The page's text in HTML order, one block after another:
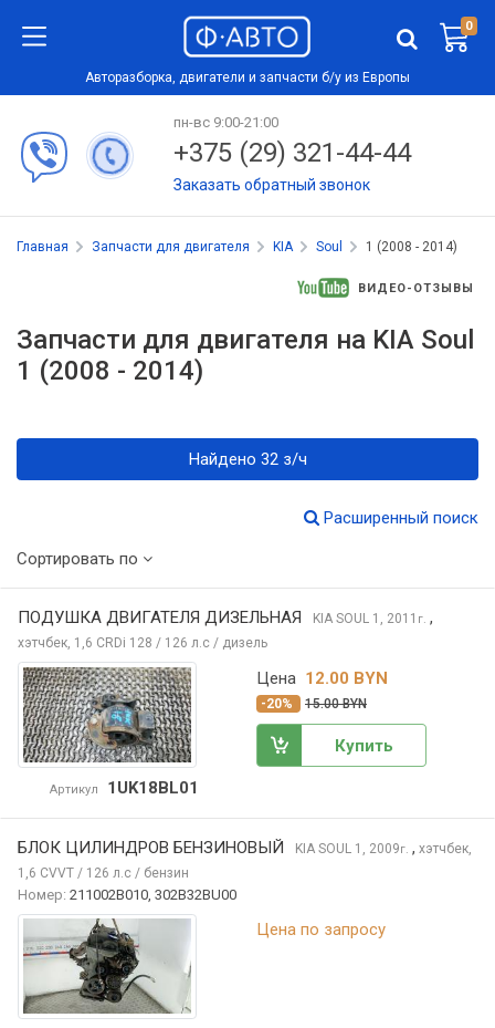
0
Авторазборка, двигатели и запчасти б/у из Европы
пн-вс 9:00-21:00
+375 (29) 321-44-44
Заказать обратный звонок
Главная Запчасти для двигателя KIA Soul 1 (2008 - 2014)
ВИДЕО-ОТЗЫВЫ
Запчасти для двигателя на KIA Soul
1 (2008 - 2014)
Найдено 32 з/ч
Расширенный поиск
Сортировать по
ПОДУШКА ДВИГАТЕЛЯ ДИЗЕЛЬНАЯ KIA SOUL 1, 2011 г. ,
хэтчбек, 1,6 CRDi 128 / 126 л.с / дизель
Артикул 1UK18BL01
Цена 12.00 BYN
-20% 15.00 BYN
Купить
БЛОК ЦИЛИНДРОВ БЕНЗИНОВЫЙ KIA SOUL 1, 2009г. , хэтчбек,
1,6 CVVT / 126 л.с / бензин
Номер: 211002B010, 302B32BU00
Цена по запросу